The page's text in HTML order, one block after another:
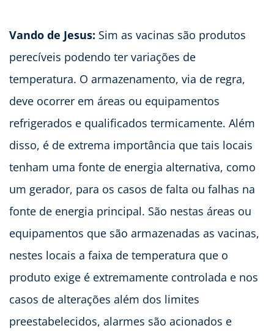
Vando de Jesus: Sim as vacinas são produtos
perecíveis podendo ter variações de
temperatura. O armazenamento, via de regra,
deve ocorrer em áreas ou equipamentos
refrigerados e qualificados termicamente. Além
disso, é de extrema importância que tais locais
tenham uma fonte de energia alternativa, como
um gerador, para os casos de falta ou falhas na
fonte de energia principal. São nestas áreas ou
equipamentos que são armazenadas as vacinas,
nestes locais a faixa de temperatura que o
produto exige é extremamente controlada e nos
casos de alterações além dos limites
preestabelecidos, alarmes são acionados e